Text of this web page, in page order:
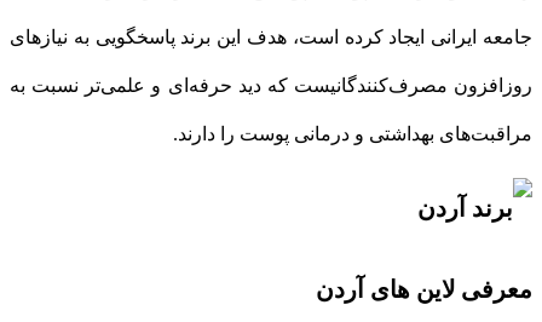
جامعه ایرانی ایجاد کرده است، هدف این برند پاسخگویی به نیازهای
روزافزون مصرف‌کنندگانیست که دید حرفه‌ای و علمی‌تر نسبت به
مراقبت‌های بهداشتی و درمانی پوست را دارند.
معرفی لاین های آردن